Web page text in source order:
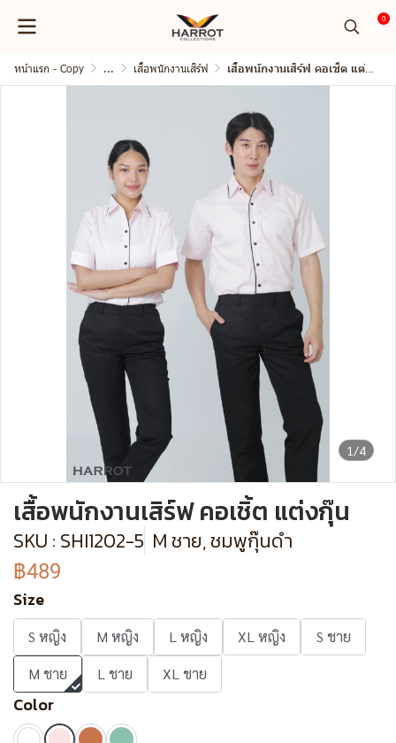
0
หน้าแรก - Copy ... เสื้อพนักงานเสิร์ฟ เสื้อพนักงานเสิร์ฟ คอเชิ้ต แต่งกุ๊น
1/4
เสื้อพนักงานเสิร์ฟ คอเชิ้ต แต่งกุ๊น
SKU : SHI1202-5 M ชาย, ชมพูกุ๊นดำ
฿489
Size
S หญิง M หญิง L หญิง XL หญิง
S ชาย
M ชาย
L ชาย XL ชาย
Color